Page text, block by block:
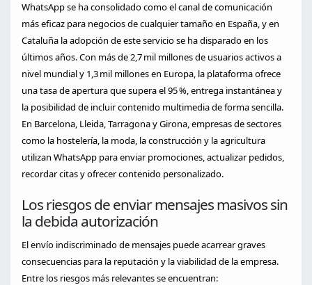
WhatsApp se ha consolidado como el canal de comunicación
más eficaz para negocios de cualquier tamaño en España, y en
Cataluña la adopción de este servicio se ha disparado en los
últimos años. Con más de 2,7 mil millones de usuarios activos a
nivel mundial y 1,3 mil millones en Europa, la plataforma ofrece
una tasa de apertura que supera el 95 %, entrega instantánea y
la posibilidad de incluir contenido multimedia de forma sencilla.
En Barcelona, Lleida, Tarragona y Girona, empresas de sectores
como la hostelería, la moda, la construcción y la agricultura
utilizan WhatsApp para enviar promociones, actualizar pedidos,
recordar citas y ofrecer contenido personalizado.
Los riesgos de enviar mensajes masivos sin
la debida autorización
El envío indiscriminado de mensajes puede acarrear graves
consecuencias para la reputación y la viabilidad de la empresa.
Entre los riesgos más relevantes se encuentran: